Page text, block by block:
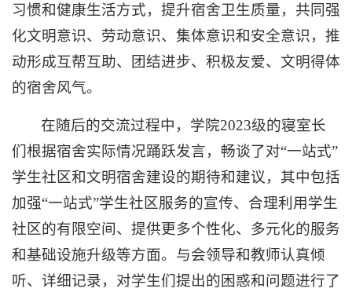
习惯和健康生活方式，提升宿舍卫生质量，共同强
化文明意识、劳动意识、集体意识和安全意识，推
动形成互帮互助、团结进步、积极友爱、文明得体
的宿舍风气。
在随后的交流过程中，学院2023级的寝室长
们根据宿舍实际情况踊跃发言，畅谈了对“一站式”
学生社区和文明宿舍建设的期待和建议，其中包括
加强“一站式”学生社区服务的宣传、合理利用学生
社区的有限空间、提供更多个性化、多元化的服务
和基础设施升级等方面。与会领导和教师认真倾
听、详细记录，对学生们提出的困惑和问题进行了